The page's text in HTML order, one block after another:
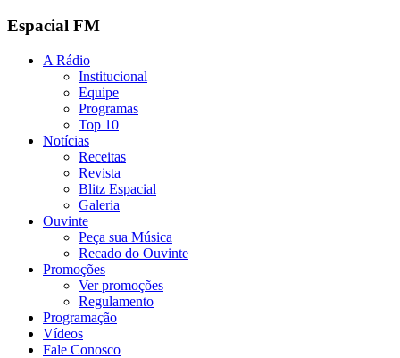
Espacial FM
A Rádio
Institucional
Equipe
Programas
Top 10
Notícias
Receitas
Revista
Blitz Espacial
Galeria
Ouvinte
Peça sua Música
Recado do Ouvinte
Promoções
Ver promoções
Regulamento
Programação
Vídeos
Fale Conosco